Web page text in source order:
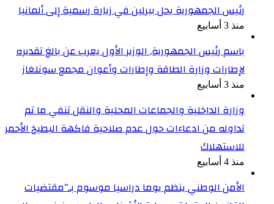
رئيس الجمهورية يحل ببرلين في زيارة رسمية إلى ألمانيا
منذ 3 أسابيع
باسم رئيس الجمهورية, الوزير الأول يعرب عن بالغ تقديره
لإطارات وزارة الطاقة وإطارات وأعوان مجمع سونلغاز
منذ 3 أسابيع
وزارة الداخلية والجماعات المحلية والنقل تنفي ما تم
تداوله من ادعاءات حول عدم صلاحية فاكهة البطيخ الأحمر
للاستهلاك
منذ 4 أسابيع
الأمن الوطني ينظم يوما دراسيا موسوم بـ”مقتضيات